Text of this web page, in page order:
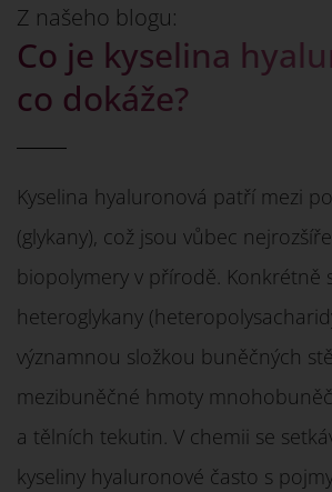
Z našeho blogu:
Co je kyselina
co dokáže?
Kyselina hyaluronová patří mezi
(glykany), což jsou vůbec
biopolymery v přírodě. Konkrétně
heteroglykany
významnou složkou buněčných
mezibuněčné hmoty
a tělních tekutin. V chemii se
kyseliny hyaluronové často s